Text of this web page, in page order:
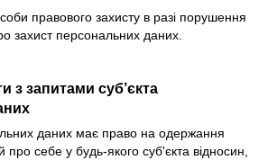
правового захисту в разі порушення
захист персональних даних.
з запитами суб’єкта
даних має право на одержання
про себе у будь-якого суб'єкта відносин,